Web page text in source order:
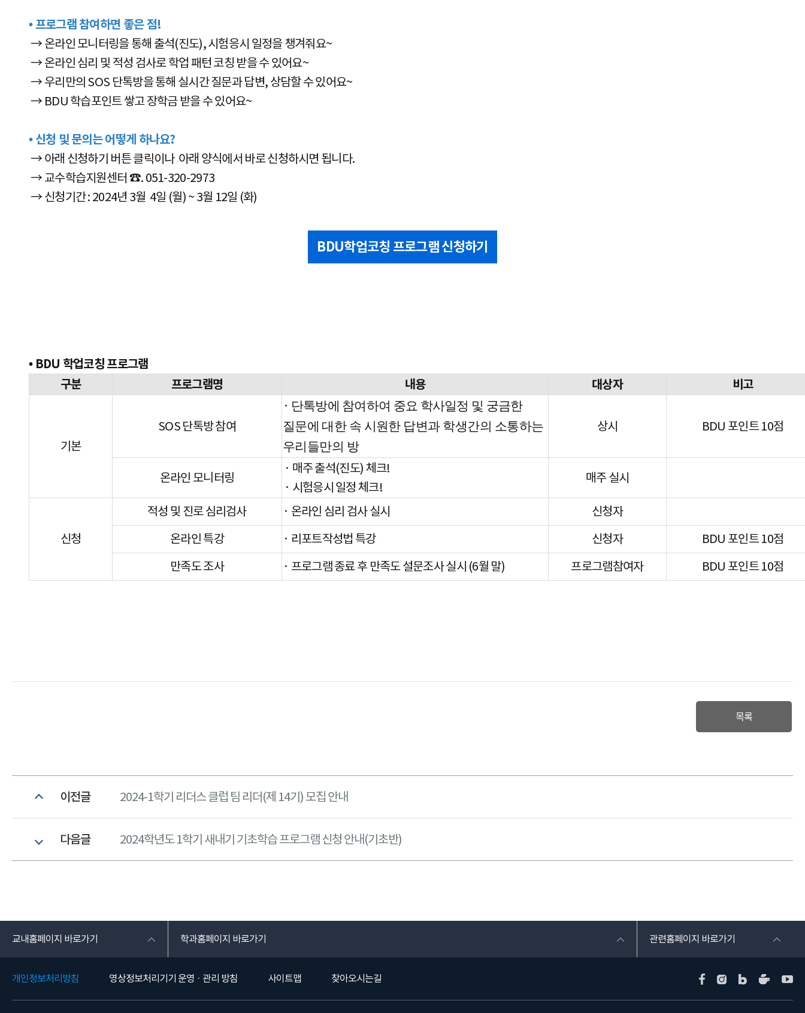
• 프로그램 참여하면 좋은 점!
→ 온라인 모니터링을 통해 출석(진도), 시험응시 일정을 챙겨줘요~
→ 온라인 심리 및 적성 검사로 학업 패턴 코칭 받을 수 있어요~
→ 우리만의 SOS 단톡방을 통해 실시간 질문과 답변, 상담할 수 있어요~
→ BDU 학습포인트 쌓고 장학금 받을 수 있어요~
• 신청 및 문의는 어떻게 하나요?
→ 아래 신청하기 버튼 클릭이나 아래 양식에서 바로 신청하시면 됩니다.
→ 교수학습지원센터 ☎. 051-320-2973
→ 신청기간 : 2024년 3월 4일 (월) ~ 3월 12일 (화)
BDU학업코칭 프로그램 신청하기
• BDU 학업코칭 프로그램
구분
프로그램명 내용 대상자 비고
기본
SOS 단톡방 참여
· 단톡방에 참여하여 중요 학사일정 및 궁금한
질문에 대한 속 시원한 답변과 학생간의 소통하는
우리들만의 방
상시 BDU 포인트 10점
온라인 모니터링
· 매주 출석(진도) 체크!
· 시험응시 일정 체크!
매주 실시
신청
적성 및 진로 심리검사 · 온라인 심리 검사 실시
신청자
온라인 특강
· 리포트작성법 특강 신청자
BDU 포인트 10점
만족도 조사
· 프로그램 종료 후 만족도 설문조사 실시 (6월 말) 프로그램참여자 BDU 포인트 10점
목록
이전글 2024-1학기 리더스 클럽 팀 리더(제 14기) 모집 안내
다음글 2024학년도 1학기 새내기 기초학습 프로그램 신청 안내(기초반)
교내홈페이지 바로가기 학과홈페이지 바로가기 관련홈페이지 바로가기
개인정보처리방침 영상정보처리기기 운영 · 관리 방침 사이트맵 찾아오시는길